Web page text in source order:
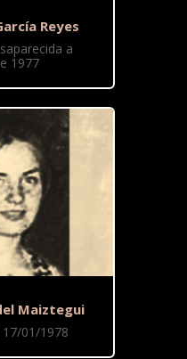
Reyes
a
1977
Maiztegui
01/1978